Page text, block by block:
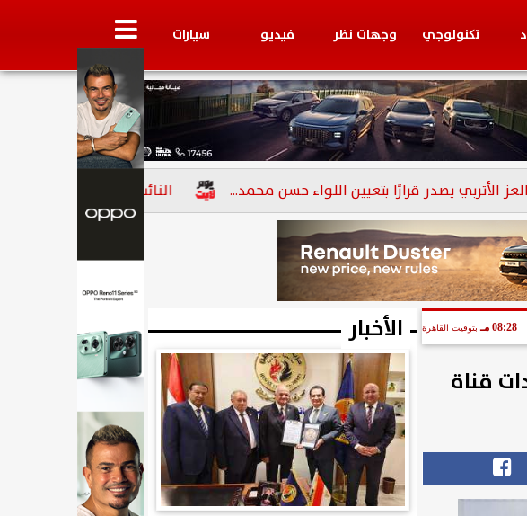
تكنولوجي وجهات نظر فيديو سيارات
النائب أسامة أبو العز الإتربي: ثورة 23 يوليو محطة وطنية... يصدر قرارًا بتعيين اللواء حسن محمد...
الأخبار 08:28 مـ بتوقيت القاهرة
قناة